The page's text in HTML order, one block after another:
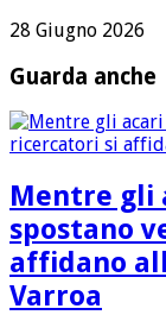
28 Giugno 2026
Guarda anche
Mentre gli
spostano
affidano
Varroa